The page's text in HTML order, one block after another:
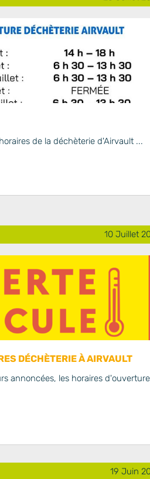
de la déchèterie d'Airvault ...
10 Juillet
DÉCHÈTERIE À AIRVAULT
annoncées, les horaires d'ouverture
19 Juin